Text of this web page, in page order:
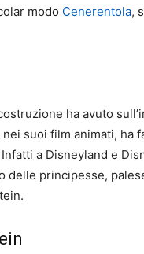
modo Cenerentola,
ha avuto
suoi film animati, ha
a Disneyland e
delle principesse,